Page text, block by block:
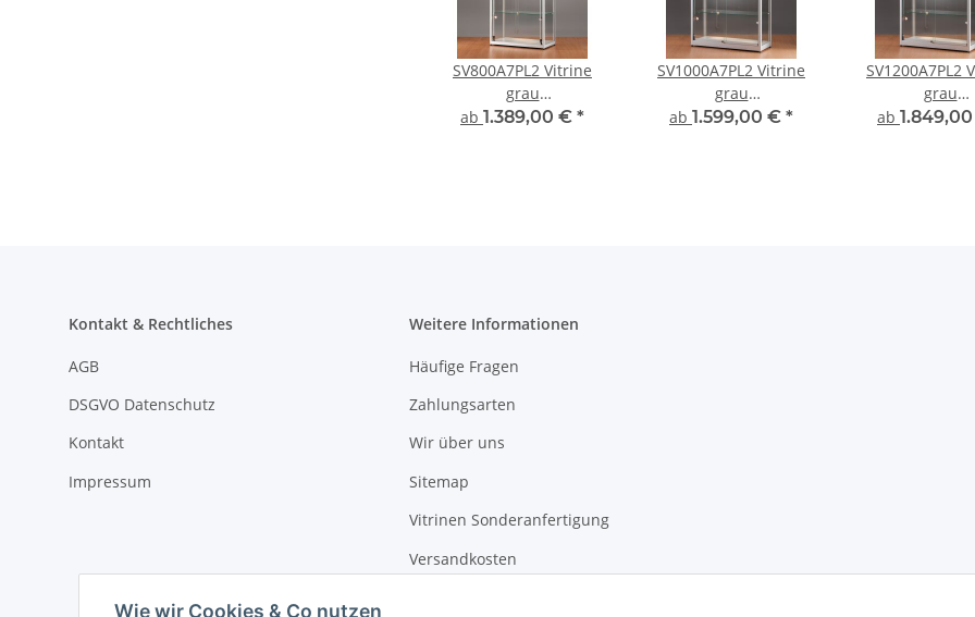
Wie wir Cookies & Co nutzen
SV800A7PL2 Vitrine
grau
Ausstellungsvitrine
ab 1.389,00 € *
SV1000A7PL2 Vitrine
grau
Ausstellungsvitrine
ab 1.599,00 € *
SV1200A7PL2
grau
ab
Kontakt & Rechtliches
AGB
DSGVO Datenschutz
Kontakt
Impressum
Weitere Informationen
Häufige Fragen
Zahlungsarten
Wir über uns
Sitemap
Vitrinen Sonderanfertigung
Versandkosten